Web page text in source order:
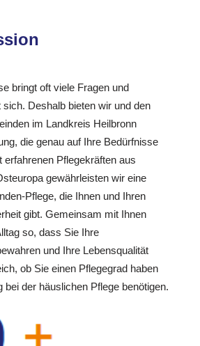
bringt oft viele Fragen und
Deshalb bieten wir und den
im Landkreis Heilbronn
die genau auf Ihre Bedürfnisse
Pflegekräften aus
gewährleisten wir eine
Pflege, die Ihnen und Ihren
gibt. Gemeinsam mit Ihnen
so, dass Sie Ihre
und Ihre Lebensqualität
ob Sie einen Pflegegrad haben
bei der häuslichen Pflege benötigen.